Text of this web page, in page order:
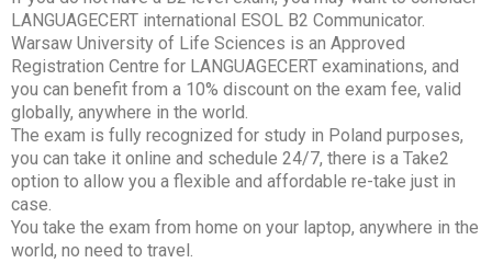
LANGUAGECERT international ESOL B2 Communicator.
Warsaw University of Life Sciences is an Approved
Registration Centre for LANGUAGECERT examinations, and
you can benefit from a 10% discount on the exam fee, valid
globally, anywhere in the world.
The exam is fully recognized for study in Poland purposes,
you can take it online and schedule 24/7, there is a Take2
option to allow you a flexible and affordable re-take just in
case.
You take the exam from home on your laptop, anywhere in the
world, no need to travel.